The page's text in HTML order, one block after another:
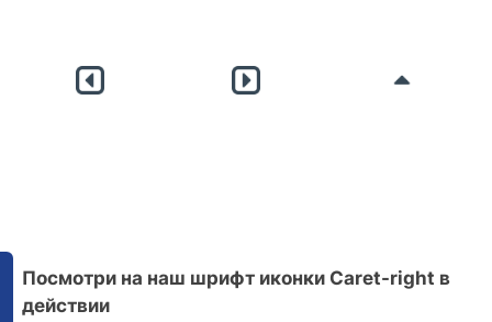
Посмотри на наш шрифт иконки Caret-right в
действии